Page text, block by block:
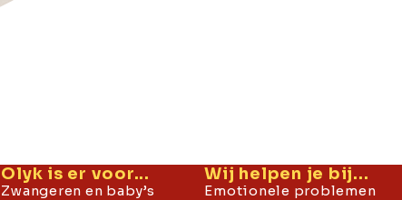
Olyk is er voor...
Zwangeren en baby’s
Wij helpen je bij...
Emotionele problemen